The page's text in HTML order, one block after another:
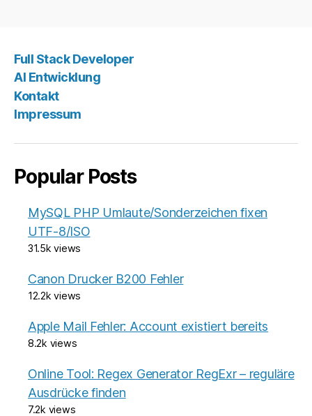
Full Stack Developer
AI Entwicklung
Kontakt
Impressum
Popular Posts
MySQL PHP Umlaute/Sonderzeichen fixen
UTF-8/ISO
31.5k views
Canon Drucker B200 Fehler
12.2k views
Apple Mail Fehler: Account existiert bereits
8.2k views
Online Tool: Regex Generator RegExr – reguläre
Ausdrücke finden
7.2k views